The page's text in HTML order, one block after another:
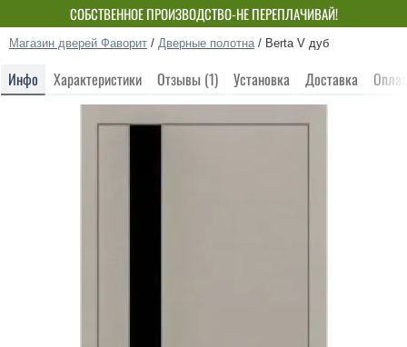
СОБСТВЕННОЕ ПРОИЗВОДСТВО-НЕ ПЕРЕПЛАЧИВАЙ!
Магазин дверей Фаворит / Дверные полотна / Berta V дуб
Инфо Характеристики Отзывы (1) Установка Доставка